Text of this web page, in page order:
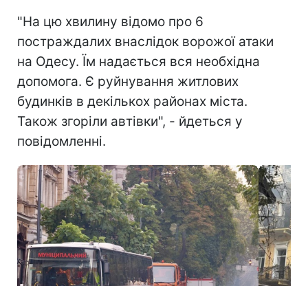
"На цю хвилину відомо про 6
постраждалих внаслідок ворожої атаки
на Одесу. Їм надається вся необхідна
допомога. Є руйнування житлових
будинків в декількох районах міста.
Також згоріли автівки", - йдеться у
повідомленні.